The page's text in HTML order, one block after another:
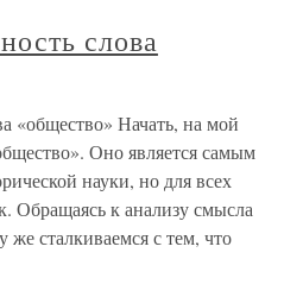
слова
«общество» Начать, на мой
Оно является самым
науки, но для всех
Обращаясь к анализу смысла
же сталкиваемся с тем, что